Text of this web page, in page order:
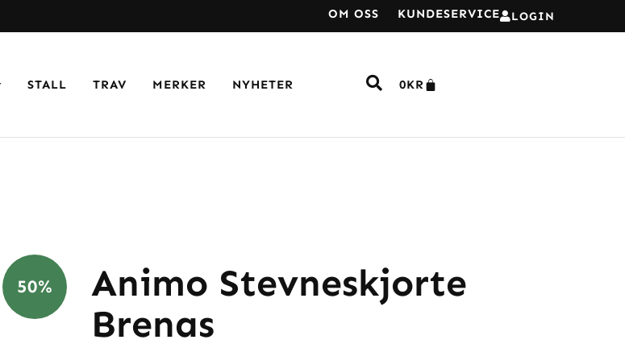
LOGIN
OM OSS KUNDESERVICE
STALL TRAV MERKER NYHETER 0KR
50%
Animo Stevneskjorte
Brenas